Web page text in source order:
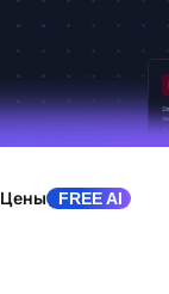
Цены FREE AI